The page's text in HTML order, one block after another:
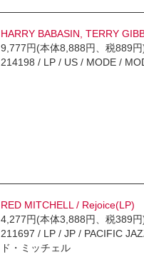
HARRY BABASIN, TERRY
9,777円(本体8,888円、税889円
214198 / LP / US / MODE /
RED MITCHELL / Rejoice(LP)
4,277円(本体3,888円、税389円
211697 / LP / JP / PACIFIC
ド・ミッチェル